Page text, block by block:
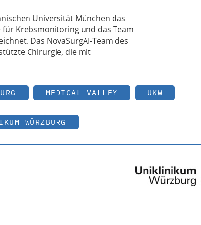
Universität München das
für Krebsmonitoring und das Team
Das NovaSurgAI-Team des
Chirurgie, die mit
MEDICAL VALLEY UKW
WÜRZBURG